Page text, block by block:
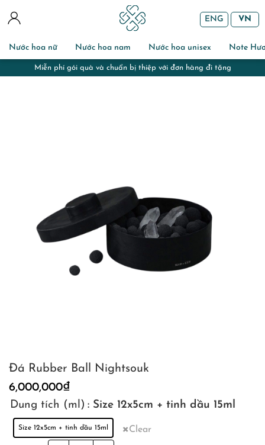
Nước hoa nữ Nước hoa nam Nước hoa unisex Note
ENG VN
Miễn phí gói quà và chuẩn bị thiệp với đơn hàng đi tặng
Đá Rubber Ball Nightsouk
6,000,000₫
Dung tích (ml) : Size 12x5cm + tinh dầu 15ml
Size 12x5cm + tinh dầu 15ml Clear